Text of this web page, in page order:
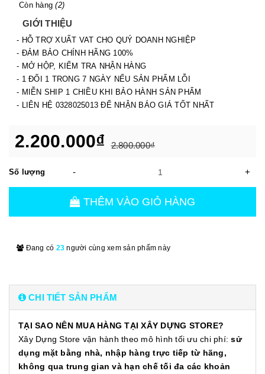
Còn hàng(2)
GIỚI THIỆU
- HỖ TRỢ XUẤT VAT CHO QUÝ DOANH NGHIỆP
- ĐẢM BẢO CHÍNH HÃNG 100%
- MỞ HỘP, KIỂM TRA NHẬN HÀNG
- 1 ĐỔI 1 TRONG 7 NGÀY NẾU SẢN PHẨM LỖI
- MIỄN SHIP 1 CHIỀU KHI BẢO HÀNH SẢN PHẨM
- LIÊN HỆ 0328025013 ĐỂ NHẬN BÁO GIÁ TỐT NHẤT
2.200.000₫ 2.800.000₫
Số lượng - +
THÊM VÀO GIỎ HÀNG
Đang có 23 người cùng xem sản phẩm này
CHI TIẾT SẢN PHẨM
TẠI SAO NÊN MUA HÀNG TẠI XÂY DỰNG STORE?
Xây Dựng Store vận hành theo mô hình tối ưu chi phí:sử
dụng mặt bằng nhà, nhập hàng trực tiếp từ hãng,
không qua trung gian và hạn chế tối đa các khoản